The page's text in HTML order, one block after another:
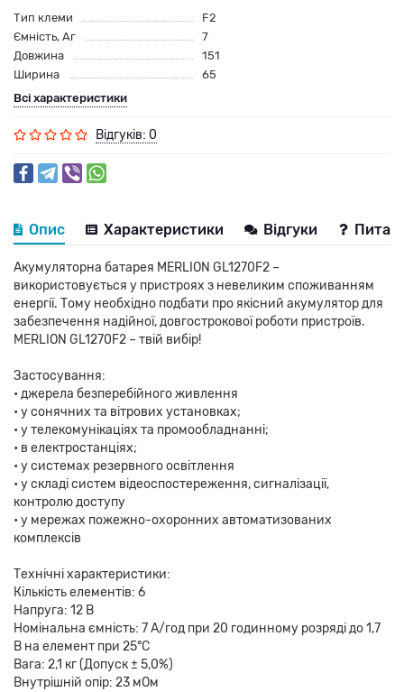
Тип клеми
F2
Ємність, Аг
7
Довжина
151
Ширина
65
Всі характеристики
Відгуків: 0
Опис Характеристики Відгуки
Акумуляторна батарея MERLION GL1270F2 –
використовується у пристроях з невеликим споживанням
енергії. Тому необхідно подбати про якісний акумулятор для
забезпечення надійної, довгострокової роботи пристроїв.
MERLION GL1270F2 – твій вибір!
Застосування:
• джерела безперебійного живлення
• у сонячних та вітрових установках;
• у телекомунікаціях та промообладнанні;
• в електростанціях;
• у системах резервного освітлення
• у складі систем відеоспостереження, сигналізації,
контролю доступу
• у мережах пожежно-охоронних автоматизованих
комплексів
Технічні характеристики:
Кількість елементів: 6
Напруга: 12 В
Номінальна ємність: 7 A/год при 20 годинному розряді до 1,7
В на елемент при 25°C
Вага: 2,1 кг (Допуск ± 5,0%)
Внутрішній опір: 23 мОм